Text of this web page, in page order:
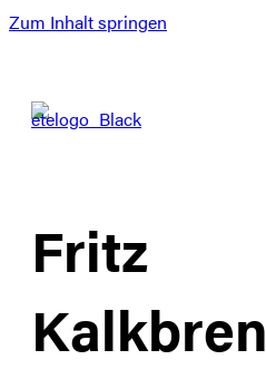
Zum Inhalt springen
Fritz